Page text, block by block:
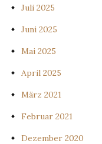
Juli 2025
Juni 2025
Mai 2025
April 2025
März 2021
Februar 2021
Dezember 2020